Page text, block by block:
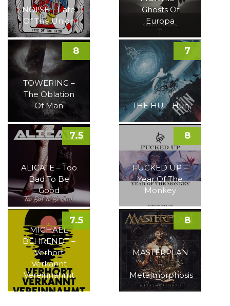
NOI!SE – Fate
Of The Union
Ghosts Of
Europa
TOWERING –
The Oblation
Of Man
8
THE HU – Hun
7
ALICATE – Too
Bad To Be
Good
7.5
FUCKED UP –
Year Of The
Monkey
8
MICHAEL
BEHRENDT –
Verhört
Verkannt
Vereinnahmt
7.5
MASTERPLAN
–
Metalmorphosis
8